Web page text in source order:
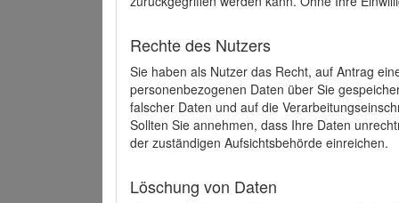
Rechte des Nutzers
Sie haben als Nutzer das Recht, auf Antrag
personenbezogenen Daten über Sie
falscher Daten und auf die
Sollten Sie annehmen, dass Ihre Daten
der zuständigen Aufsichtsbehörde einreichen.
Löschung von Daten